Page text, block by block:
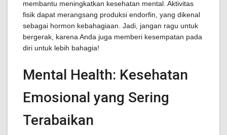
membantu meningkatkan kesehatan mental. Aktivitas
fisik dapat merangsang produksi endorfin, yang dikenal
sebagai hormon kebahagiaan. Jadi, jangan ragu untuk
bergerak, karena Anda juga memberi kesempatan pada
diri untuk lebih bahagia!
Mental Health: Kesehatan
Emosional yang Sering
Terabaikan